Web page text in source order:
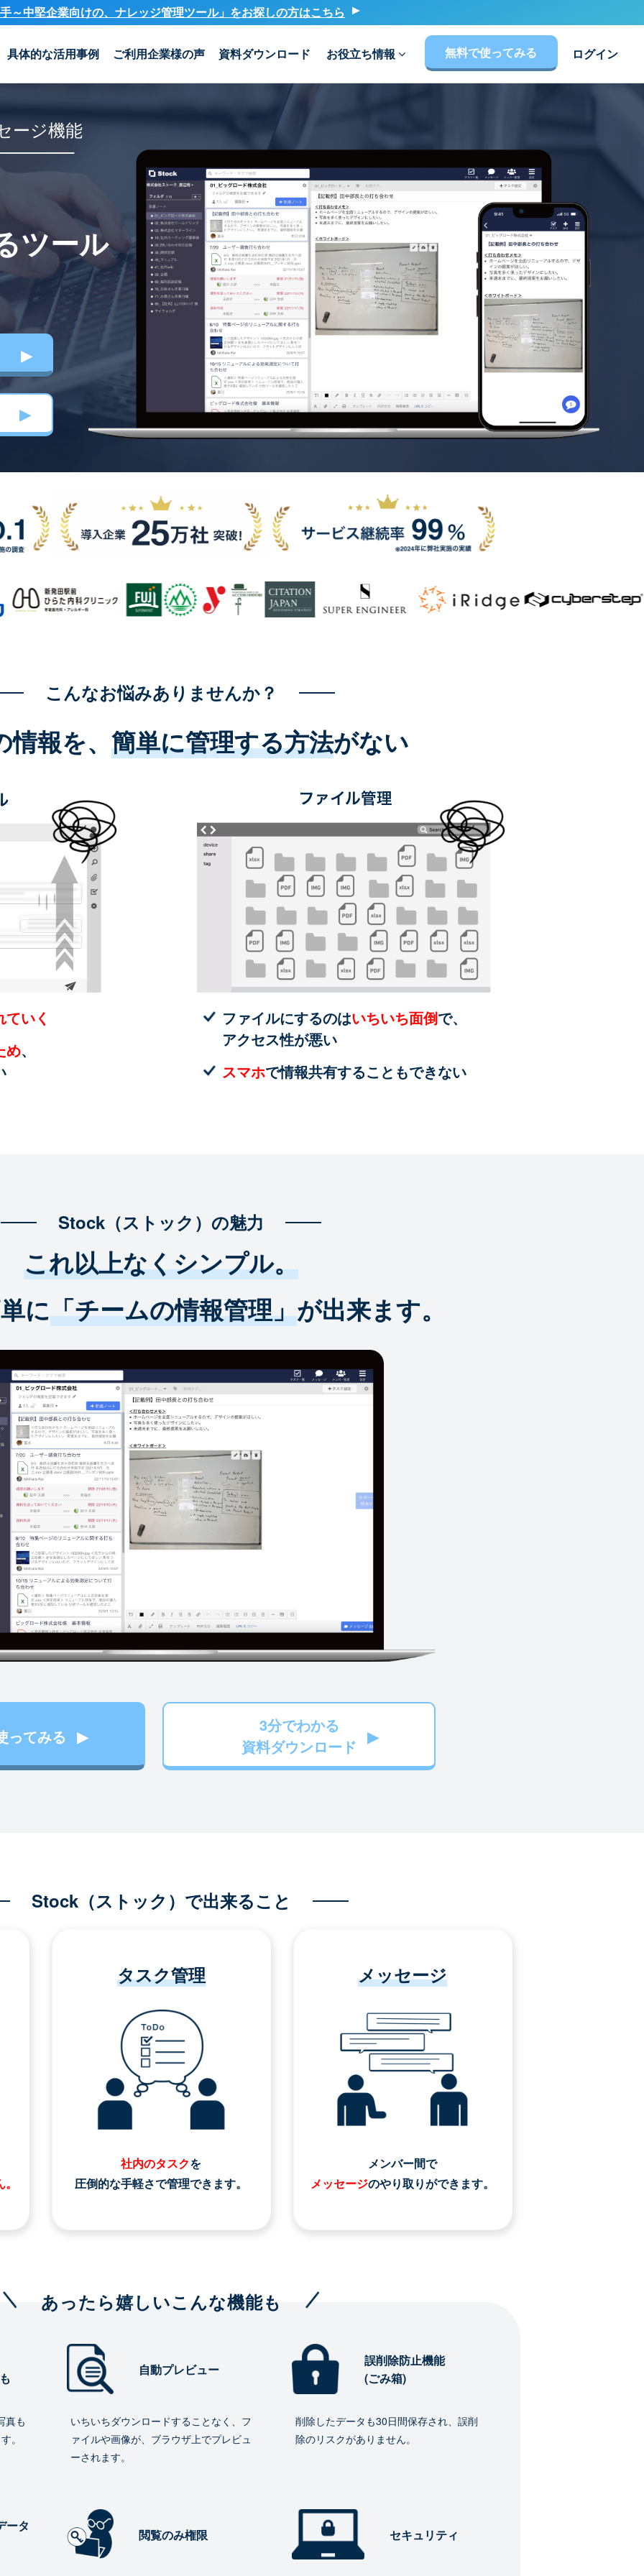
～中堅企業向けの、ナレッジ管理ツール」をお探しの方はこちら
具体的な活用事例 ご利用企業様の声 資料ダウンロード お役立ち情報 無料で使ってみる ログイン
ージ機能
ツール
こんなお悩みありませんか？
報を、 簡単に管理する方法がない
いく
め、
ファイルにするのはいちいち面倒で、
アクセス性が悪い
スマホで情報共有することもできない
Stock（ストック）の魅力
これ以上なくシンプル。
に「チームの情報管理」が出来ます。
ってみる
3分でわかる
資料ダウンロード
Stock（ストック）で出来ること
タスク管理
社内のタスクを
圧倒的な手軽さで管理できます。
メッセージ
メンバー間で
メッセージのやり取りができます。
あったら嬉しいこんな機能も
真も
。
自動プレビュー
いちいちダウンロードすることなく、フ
ァイルや画像が、ブラウザ上でプレビュ
ーされます。
誤削除防止機能
(ごみ箱)
削除したデータも30日間保存され、誤削
除のリスクがありません。
ータ
閲覧のみ権限 セキュリティ